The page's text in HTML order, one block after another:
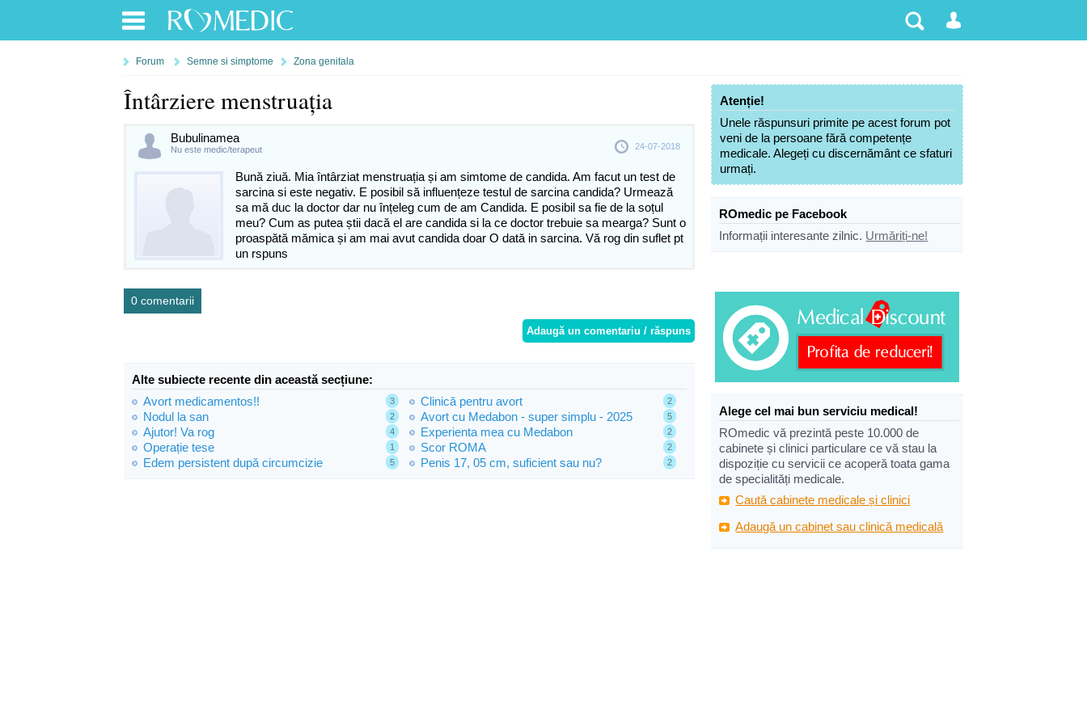
Forum Semne si simptome Zona genitala
Întârziere menstruația
24-07-2018
Bubulinamea
Nu este medic/terapeut
Bună ziuă. Mia întârziat menstruația și am simtome de candida. Am facut un test de
sarcina si este negativ. E posibil să influențeze testul de sarcina candida? Urmează
sa mă duc la doctor dar nu înțeleg cum de am Candida. E posibil sa fie de la soțul
meu? Cum as putea știi dacă el are candida si la ce doctor trebuie sa mearga? Sunt o
proaspătă mămica și am mai avut candida doar O dată in sarcina. Vă rog din suflet pt
un rspuns
0 comentarii
Adaugă un comentariu / răspuns
Alte subiecte recente din această secțiune:
3
Avort medicamentos!! 2
Clinică pentru avort
2
Nodul la san 5
Avort cu Medabon - super simplu - 2025
4
Ajutor! Va rog 2
Experienta mea cu Medabon
1
Operație tese 2
Scor ROMA
5
Edem persistent după circumcizie 2
Penis 17, 05 cm, suficient sau nu?
Atenție!
Unele răspunsuri primite pe acest forum pot
veni de la persoane fără competențe
medicale. Alegeți cu discernământ ce sfaturi
urmați.
ROmedic pe Facebook
Informații interesante zilnic. Urmăriți-ne!
Alege cel mai bun serviciu medical!
ROmedic vă prezintă peste 10.000 de
cabinete și clinici particulare ce vă stau la
dispoziție cu servicii ce acoperă toata gama
de specialități medicale.
Caută cabinete medicale și clinici
Adaugă un cabinet sau clinică medicală